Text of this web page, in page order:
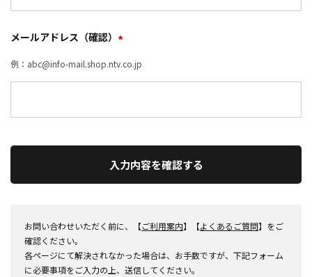
メールアドレス（確認） *
例：abc@info-mail.shop.ntv.co.jp
入力内容を確認する
お問い合わせいただく前に、【ご利用案内】【よくあるご質問】をご
確認ください。
各ページにて解決されなかった場合は、お手数ですが、下記フォーム
に必要事項をご入力の上、送信してください。